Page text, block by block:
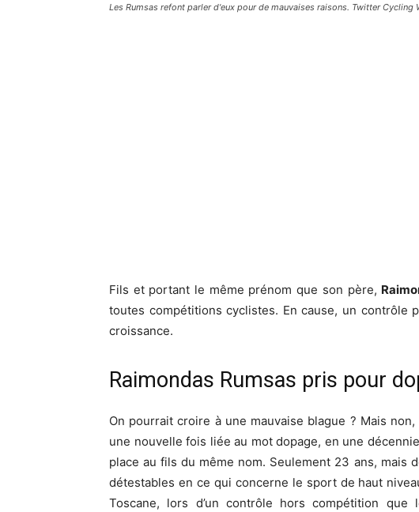
Les Rumsas refont parler d'eux pour de mauvaises raisons. Twitter Cycling
Fils et portant le même prénom que son père,
toutes compétitions cyclistes. En cause, un contrôle
croissance.
Raimondas Rumsas pris pour
On pourrait croire à une mauvaise blague ? Mais
une nouvelle fois liée au mot dopage, en une
place au fils du même nom. Seulement 23 ans, mais
détestables en ce qui concerne le sport de haut
Toscane, lors d’un contrôle hors compétition